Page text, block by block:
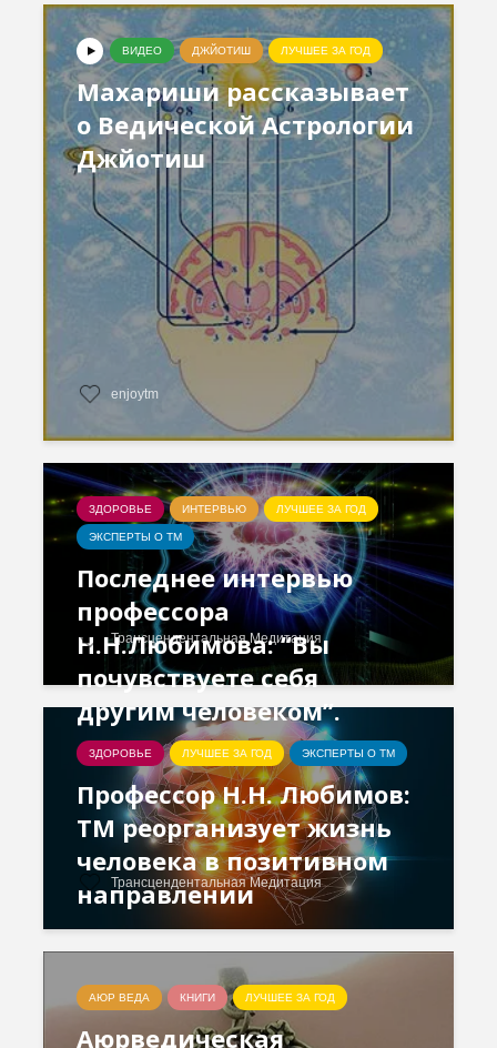
ВИДЕО ДЖЙОТИШ ЛУЧШЕЕ ЗА ГОД
Махариши рассказывает
о Ведической Астрологии
Джйотиш
enjoytm
ЗДОРОВЬЕ ИНТЕРВЬЮ ЛУЧШЕЕ ЗА ГОД
ЭКСПЕРТЫ О ТМ
Последнее интервью
профессора
Н.Н.Любимова: “Вы
почувствуете себя
другим человеком”.
Трансцендентальная Медитация
ЗДОРОВЬЕ ЛУЧШЕЕ ЗА ГОД ЭКСПЕРТЫ О ТМ
Профессор Н.Н. Любимов:
ТМ реорганизует жизнь
человека в позитивном
направлении
Трансцендентальная Медитация
АЮР ВЕДА КНИГИ ЛУЧШЕЕ ЗА ГОД
Аюрведическая